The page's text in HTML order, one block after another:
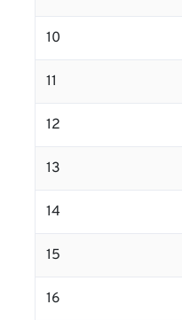
10
11
12
13
14
15
16